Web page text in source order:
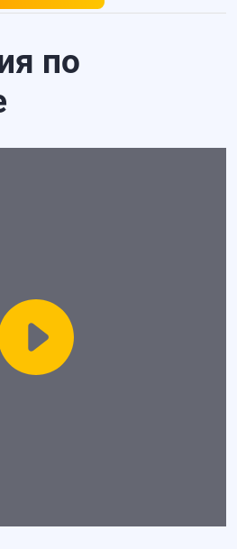
по